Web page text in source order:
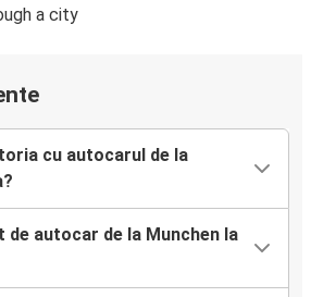
cu autocarul de la
de autocar de la Munchen la